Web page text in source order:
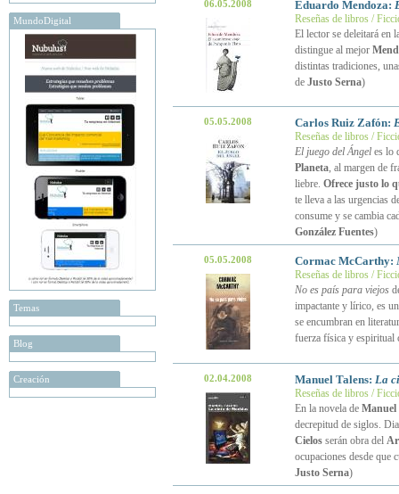
MundoDigital
Temas
Blog
Creación
06.05.2008 Eduardo Mendoza:
Reseñas de libros /
El lector se deleitará en
distingue al mejor
distintas tradiciones,
de Justo Serna)
05.05.2008 Carlos Ruiz Zafón:
Reseñas de libros /
El juego del Ángeles lo
Planeta, al margen de
liebre. Ofrece justo lo
te lleva a las urgencias
consume y se cambia
González Fuentes)
05.05.2008 Cormac McCarthy:
Reseñas de libros /
No es país para viejos
impactante y lírico, es
se encumbran en
fuerza física y espiritual
02.04.2008 Manuel Talens: La
Reseñas de libros /
En la novela de Manuel
decrepitud de siglos.
Cielosserán obra del
ocupaciones desde
Justo Serna)